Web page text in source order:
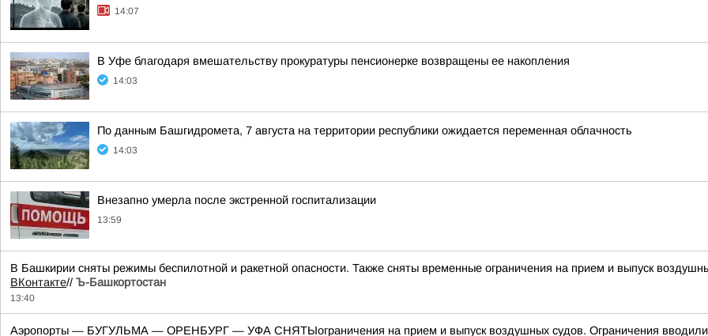
14:07
В Уфе благодаря вмешательству прокуратуры пенсионерке возвращены ее накопления
14:03
По данным Башгидромета, 7 августа на территории республики ожидается переменная облачность
14:03
Внезапно умерла после экстренной госпитализации
13:59
В Башкирии сняты режимы беспилотной и ракетной опасности. Также сняты временные ограничения на прием и выпуск
ВКонтакте// Ъ-Башкортостан
13:40
Аэропорты — БУГУЛЬМА — ОРЕНБУРГ — УФА СНЯТЫограничения на прием и выпуск воздушных судов. Ограничения вводили